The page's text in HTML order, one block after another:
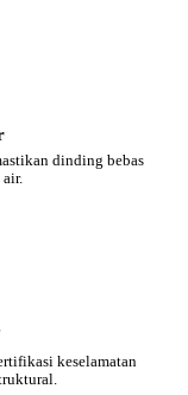
dinding bebas
air.
keselamatan